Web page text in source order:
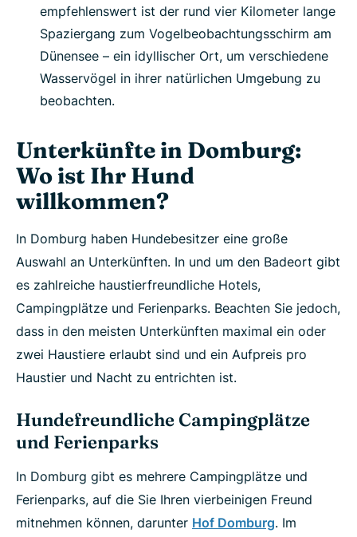
empfehlenswert ist der rund vier Kilometer lange
Spaziergang zum Vogelbeobachtungsschirm am
Dünensee – ein idyllischer Ort, um verschiedene
Wasservögel in ihrer natürlichen Umgebung zu
beobachten.
Unterkünfte in Domburg:
Wo ist Ihr Hund
willkommen?
In Domburg haben Hundebesitzer eine große
Auswahl an Unterkünften. In und um den Badeort gibt
es zahlreiche haustierfreundliche Hotels,
Campingplätze und Ferienparks. Beachten Sie jedoch,
dass in den meisten Unterkünften maximal ein oder
zwei Haustiere erlaubt sind und ein Aufpreis pro
Haustier und Nacht zu entrichten ist.
Hundefreundliche Campingplätze
und Ferienparks
In Domburg gibt es mehrere Campingplätze und
Ferienparks, auf die Sie Ihren vierbeinigen Freund
mitnehmen können, darunter Hof Domburg. Im